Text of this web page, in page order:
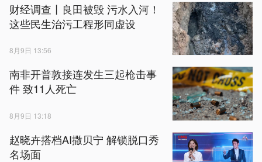
财经调查丨良田被毁 污水入河！
这些民生治污工程形同虚设
8月9日 13:56
南非开普敦接连发生三起枪击事
件 致11人死亡
8月9日 13:18
赵晓卉搭档AI撒贝宁 解锁脱口秀
名场面